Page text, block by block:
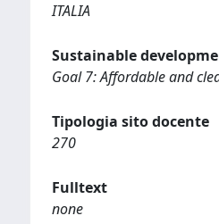
ITALIA
Sustainable
Goal 7: Affordable and
Tipologia sito docente
270
Fulltext
none